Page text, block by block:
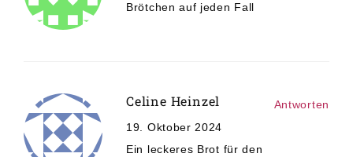
Brötchen auf jeden Fall
Celine Heinzel
19. Oktober 2024
Ein leckeres Brot für den
Antworten